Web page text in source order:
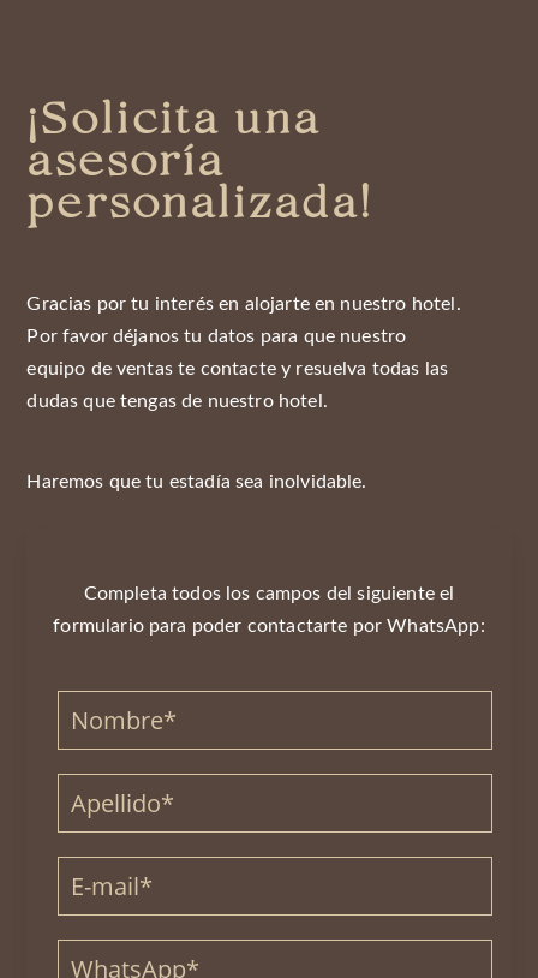
¡Solicita una
asesoría
personalizada!
Gracias por tu interés en alojarte en nuestro hotel.
Por favor déjanos tu datos para que nuestro
equipo de ventas te contacte y resuelva todas las
dudas que tengas de nuestro hotel.
Haremos que tu estadía sea inolvidable.
Completa todos los campos del siguiente el
formulario para poder contactarte por WhatsApp: